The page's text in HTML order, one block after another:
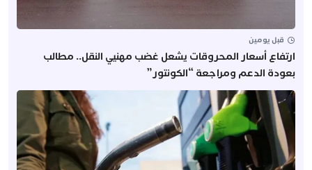
قبل يومين
ارتفاع أسعار المحروقات يشعل غضب مهنيي النقل.. مطالب
بعودة الدعم ومراجعة “الكونتور”